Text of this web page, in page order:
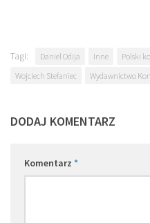
Tagi: Daniel Odija Inne Polski
Wojciech Stefaniec
Wydawnictwo
DODAJ KOMENTARZ
Komentarz *